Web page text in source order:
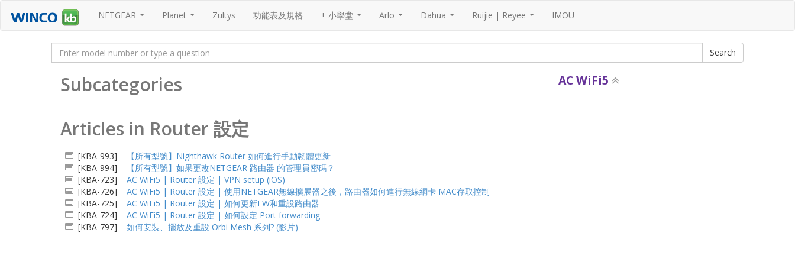
NETGEAR Planet Zultys 功能表及規格 + 小學堂 Arlo Dahua Ruijie | Reyee IMOU
Subcategories AC WiFi5
Articles in Router 設定
[KBA-993]
【所有型號】Nighthawk Router 如何進行手動韌體更新
[KBA-994]
【所有型號】如果更改NETGEAR 路由器 的管理員密碼？
[KBA-723] AC WiFi5 | Router 設定 | VPN setup (iOS)
[KBA-726] AC WiFi5 | Router 設定 | 使用NETGEAR無線擴展器之後，路由器如何進行無線網卡 MAC存取控制
[KBA-725] AC WiFi5 | Router 設定 | 如何更新FW和重設路由器
[KBA-724] AC WiFi5 | Router 設定 | 如何設定 Port forwarding
[KBA-797] 如何安裝、擺放及重設 Orbi Mesh 系列? (影片)